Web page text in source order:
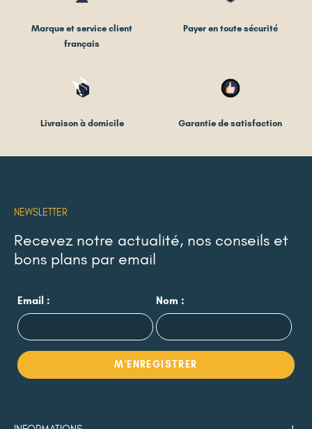
Marque et service client
français
Payer en toute sécurité
Livraison à domicile Garantie de satisfaction
NEWSLETTER
Recevez notre actualité, nos conseils et
bons plans par email
Email : Nom :